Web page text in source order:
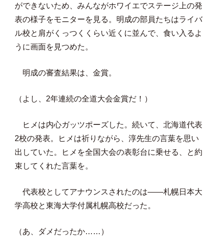
ができないため、みんながホワイエでステージ上の発
表の様子をモニターを見る。明成の部員たちはライバ
ル校と肩がくっつくくらい近くに並んで、食い入るよ
うに画面を見つめた。
明成の審査結果は、金賞。
（よし、2年連続の全道大会金賞だ！）
ヒメは内心ガッツポーズした。続いて、北海道代表
2校の発表。ヒメは祈りながら、淳先生の言葉を思い
出していた。ヒメを全国大会の表彰台に乗せる、と約
束してくれた言葉を。
代表校としてアナウンスされたのは——札幌日本大
学高校と東海大学付属札幌高校だった。
（あ、ダメだったか……）